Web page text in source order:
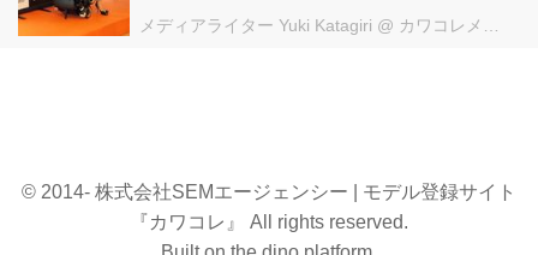
メディアライター Yuki Katagiri @ カワコレメディア編集部
© 2014- 株式会社SEMエージェンシー | モデル登録サイト
『カワコレ』 All rights reserved.